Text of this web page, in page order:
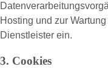
Hosting und zur
Dienstleister ein.
3. Cookies